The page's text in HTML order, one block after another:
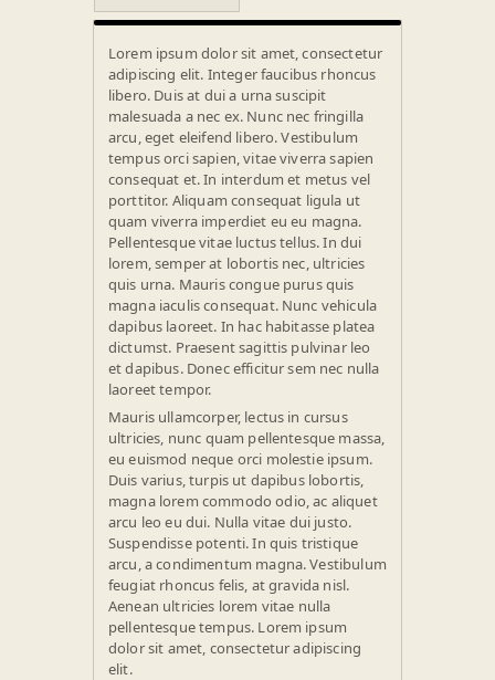
Lorem ipsum dolor sit amet, consectetur
adipiscing elit. Integer faucibus rhoncus
libero. Duis at dui a urna suscipit
malesuada a nec ex. Nunc nec fringilla
arcu, eget eleifend libero. Vestibulum
tempus orci sapien, vitae viverra sapien
consequat et. In interdum et metus vel
porttitor. Aliquam consequat ligula ut
quam viverra imperdiet eu eu magna.
Pellentesque vitae luctus tellus. In dui
lorem, semper at lobortis nec, ultricies
quis urna. Mauris congue purus quis
magna iaculis consequat. Nunc vehicula
dapibus laoreet. In hac habitasse platea
dictumst. Praesent sagittis pulvinar leo
et dapibus. Donec efficitur sem nec nulla
laoreet tempor.
Mauris ullamcorper, lectus in cursus
ultricies, nunc quam pellentesque massa,
eu euismod neque orci molestie ipsum.
Duis varius, turpis ut dapibus lobortis,
magna lorem commodo odio, ac aliquet
arcu leo eu dui. Nulla vitae dui justo.
Suspendisse potenti. In quis tristique
arcu, a condimentum magna. Vestibulum
feugiat rhoncus felis, at gravida nisl.
Aenean ultricies lorem vitae nulla
pellentesque tempus. Lorem ipsum
dolor sit amet, consectetur adipiscing
elit.